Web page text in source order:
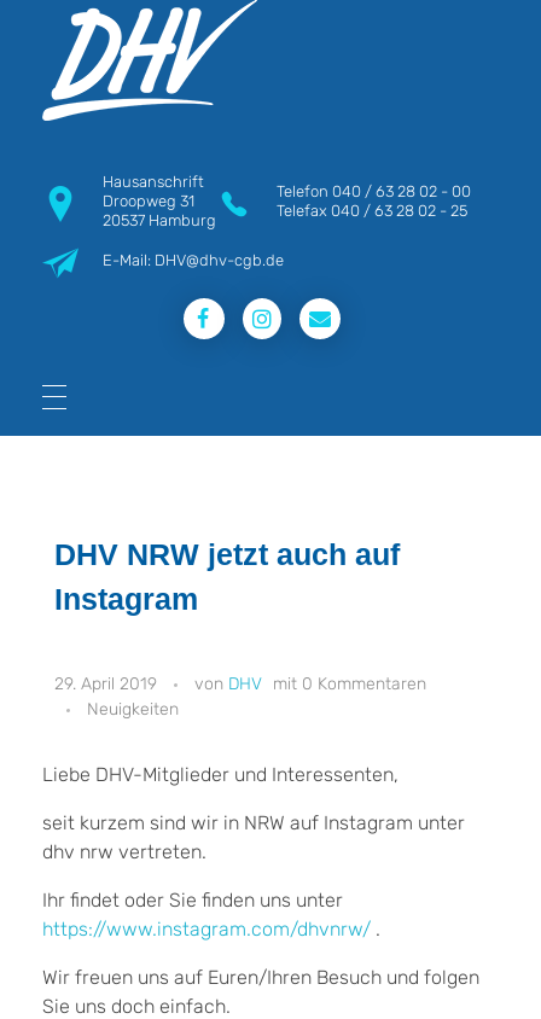
Hausanschrift
Droopweg 31
20537 Hamburg
Telefon 040 / 63 28 02 - 00
Telefax 040 / 63 28 02 - 25
E-Mail: DHV@dhv-cgb.de
DHV NRW jetzt auch auf
Instagram
29. April 2019 DHV
0 Kommentaren
Neuigkeiten
Liebe DHV-Mitglieder und Interessenten,
seit kurzem sind wir in NRW auf Instagram unter
dhv nrw vertreten.
Ihr findet oder Sie finden uns unter
https://www.instagram.com/dhvnrw/ .
Wir freuen uns auf Euren/Ihren Besuch und folgen
Sie uns doch einfach.